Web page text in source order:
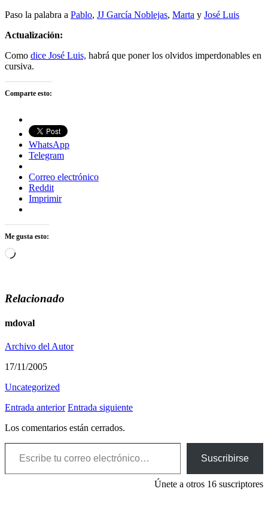
Paso la palabra a Pablo, JJ García Noblejas, Marta y José Luis
Actualización:
Como dice José Luis, habrá que poner los olvidos imperdonables en
cursiva.
Comparte esto:
WhatsApp
Telegram
Correo electrónico
Reddit
Imprimir
Me gusta esto:
Cargando...
Relacionado
mdoval
Archivo del Autor
17/11/2005
Uncategorized
Entrada anterior Entrada siguiente
Los comentarios están cerrados.
Escribe tu correo electrónico…
Suscribirse
Únete a otros 16 suscriptores